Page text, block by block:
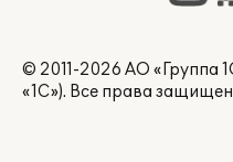
© 2011-2026 АО «Группа
«1С»). Все права